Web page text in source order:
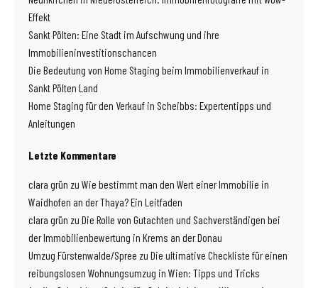
Effekt
Sankt Pölten: Eine Stadt im Aufschwung und ihre
Immobilieninvestitionschancen
Die Bedeutung von Home Staging beim Immobilienverkauf in
Sankt Pölten Land
Home Staging für den Verkauf in Scheibbs: Expertentipps und
Anleitungen
Letzte Kommentare
clara grün zu Wie bestimmt man den Wert einer Immobilie in
Waidhofen an der Thaya? Ein Leitfaden
clara grün zu Die Rolle von Gutachten und Sachverständigen bei
der Immobilienbewertung in Krems an der Donau
Umzug Fürstenwalde/Spree zu Die ultimative Checkliste für einen
reibungslosen Wohnungsumzug in Wien: Tipps und Tricks